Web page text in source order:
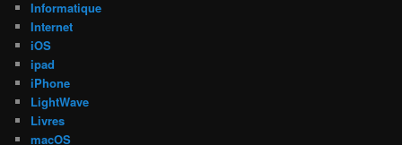
Informatique
Internet
iOS
ipad
iPhone
LightWave
Livres
macOS